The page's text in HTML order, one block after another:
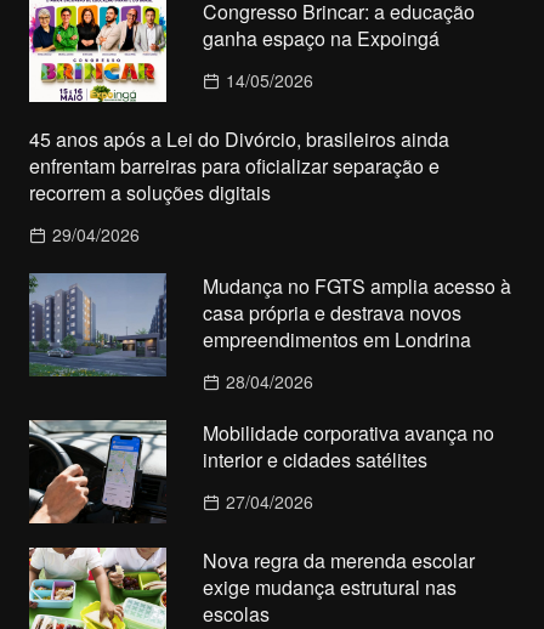
Congresso Brincar: a educação
ganha espaço na Expoingá
14/05/2026
45 anos após a Lei do Divórcio, brasileiros ainda
enfrentam barreiras para oficializar separação e
recorrem a soluções digitais
29/04/2026
Mudança no FGTS amplia acesso à
casa própria e destrava novos
empreendimentos em Londrina
28/04/2026
Mobilidade corporativa avança no
interior e cidades satélites
27/04/2026
Nova regra da merenda escolar
exige mudança estrutural nas
escolas